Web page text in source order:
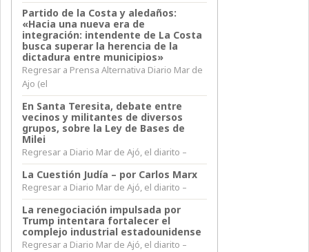
Partido de la Costa y aledaños:
«Hacia una nueva era de
integración: intendente de La Costa
busca superar la herencia de la
dictadura entre municipios»
Regresar a Prensa Alternativa Diario Mar de
Ajo (el
En Santa Teresita, debate entre
vecinos y militantes de diversos
grupos, sobre la Ley de Bases de
Milei
Regresar a Diario Mar de Ajó, el diarito –
La Cuestión Judía – por Carlos Marx
Regresar a Diario Mar de Ajó, el diarito –
La renegociación impulsada por
Trump intentara fortalecer el
complejo industrial estadounidense
Regresar a Diario Mar de Ajó, el diarito –